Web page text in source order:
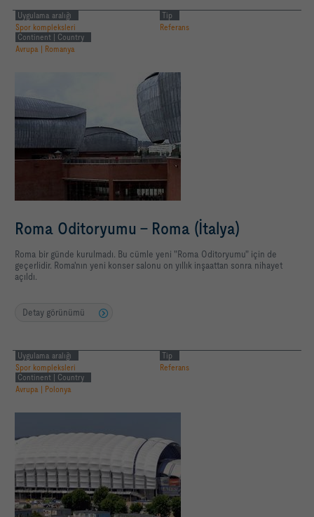
Uygulama aralığı
Spor kompleksleri
Tip
Referans
Continent | Country
Avrupa | Romanya
Roma Oditoryumu - Roma (İtalya)
Roma bir günde kurulmadı. Bu cümle yeni "Roma Oditoryumu" için de
geçerlidir. Roma'nın yeni konser salonu on yıllık inşaattan sonra nihayet
açıldı.
Detay görünümü
Uygulama aralığı
Spor kompleksleri
Tip
Referans
Continent | Country
Avrupa | Polonya